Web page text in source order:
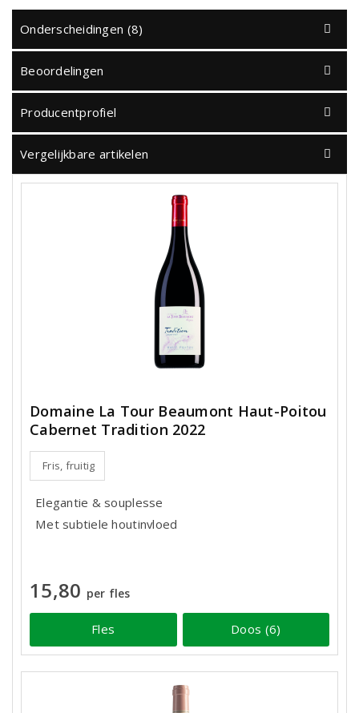
Onderscheidingen (8)
Beoordelingen
Producentprofiel
Vergelijkbare artikelen
Domaine La Tour Beaumont Haut-Poitou
Cabernet Tradition 2022
Fris, fruitig
Elegantie & souplesse
Met subtiele houtinvloed
15,80 per fles
Fles Doos (6)